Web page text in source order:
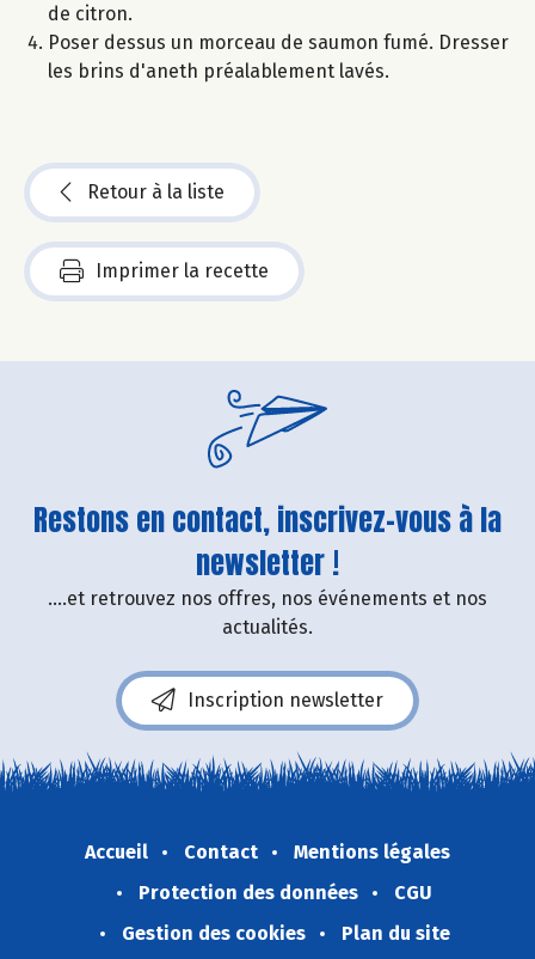
de citron.
Poser dessus un morceau de saumon fumé. Dresser
les brins d'aneth préalablement lavés.
Retour à la liste
Imprimer la recette
Restons en contact, inscrivez-vous à la
newsletter !
....et retrouvez nos offres, nos événements et nos
actualités.
Inscription newsletter
Accueil Contact
Mentions légales
Protection des données
CGU
Gestion des cookies
Plan du site